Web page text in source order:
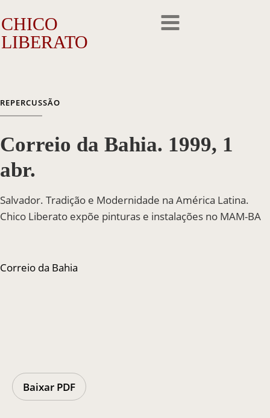
CHICO
LIBERATO
A Obra
Outros Feitos
Reconhecimento
Galeria de Fotos
ENTRE EM CONTATO
REPERCUSSÃO
Correio da Bahia. 1999, 1
abr.
Salvador. Tradição e Modernidade na América Latina.
Chico Liberato expõe pinturas e instalações no MAM-BA
Correio da Bahia
Baixar PDF